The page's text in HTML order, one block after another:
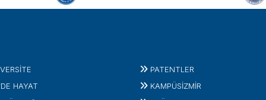
HAYAT
PATENTLER
KAMPÜSİZMIR